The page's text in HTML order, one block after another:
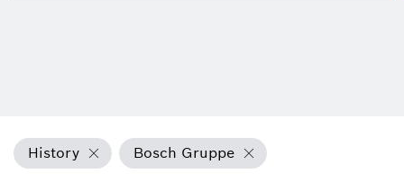
History
Bosch Gruppe